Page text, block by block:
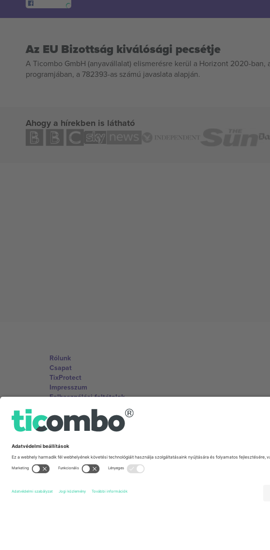
Az EU Bizottság kiválósági pecsétje
A Ticombo GmbH (anyavállalat) elismerésre kerül a Horizont 2020-ban,
programjában, a 782393-as számú javaslata alapján.
Ahogy a hírekben is látható
Rólunk
Csapat
TixProtect
Impresszum
Felhasználási feltételek
Partnerprogram